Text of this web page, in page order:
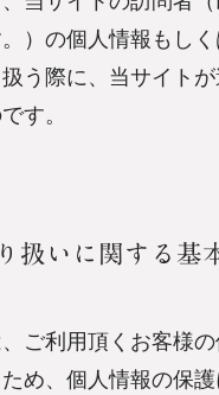
）の個人情報もし
う際に、当サイト
す。
扱いに関する基
ご利用頂くお客様
め、個人情報の保